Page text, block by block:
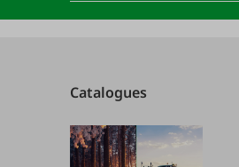
Catalogues